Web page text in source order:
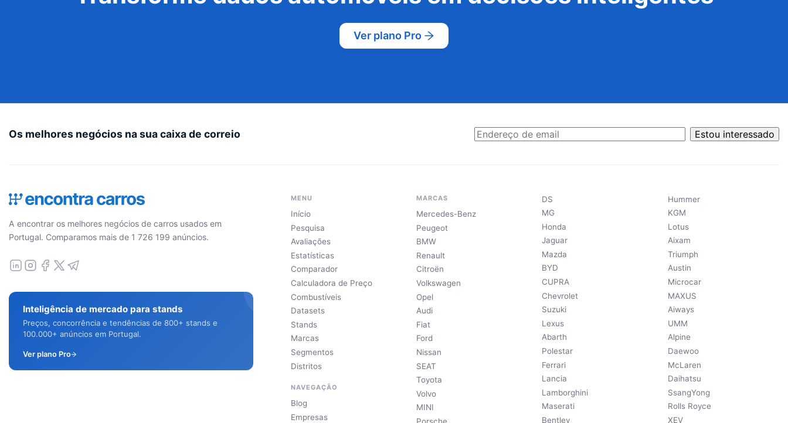
Ver plano Pro
Os melhores negócios na sua caixa de correio Estou interessado
A encontrar os melhores negócios de carros usados em
Portugal. Comparamos mais de 1 726 199 anúncios.
Inteligência de mercado para stands
Preços, concorrência e tendências de 800+ stands e
100.000+ anúncios em Portugal.
Ver plano Pro
MENU
Início
Pesquisa
Avaliações
Estatísticas
Comparador
Calculadora de Preço
Combustíveis
Datasets
Stands
Marcas
Segmentos
Distritos
NAVEGAÇÃO
Blog
Empresas
MARCAS
Mercedes-Benz
Peugeot
BMW
Renault
Citroën
Volkswagen
Opel
Audi
Fiat
Ford
Nissan
SEAT
Toyota
Volvo
MINI
DS
MG
Honda
Jaguar
Mazda
BYD
CUPRA
Chevrolet
Suzuki
Lexus
Abarth
Polestar
Ferrari
Lancia
Lamborghini
Maserati
Bentley
Hummer
KGM
Lotus
Aixam
Triumph
Austin
Microcar
MAXUS
Aiways
UMM
Alpine
Daewoo
McLaren
Daihatsu
SsangYong
Rolls Royce
XEV